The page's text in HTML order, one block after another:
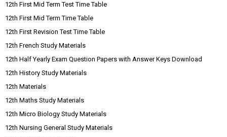
12th First Mid Term Test Time Table
12th First Mid Term Time Table
12th First Revision Test Time Table
12th French Study Materials
12th Half Yearly Exam Question Papers with Answer Keys Download
12th History Study Materials
12th Materials
12th Maths Study Materials
12th Micro Biology Study Materials
12th Nursing General Study Materials